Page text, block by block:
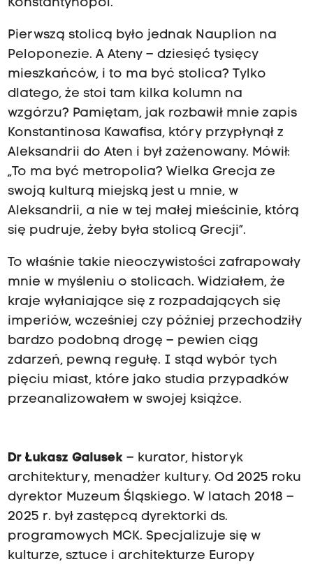
Konstantynopol.
Pierwszą stolicą było jednak Nauplion na
Peloponezie. A Ateny – dziesięć tysięcy
mieszkańców, i to ma być stolica? Tylko
dlatego, że stoi tam kilka kolumn na
wzgórzu? Pamiętam, jak rozbawił mnie zapis
Konstantinosa Kawafisa, który przypłynął z
Aleksandrii do Aten i był zażenowany. Mówił:
„To ma być metropolia? Wielka Grecja ze
swoją kulturą miejską jest u mnie, w
Aleksandrii, a nie w tej małej mieścinie, którą
się pudruje, żeby była stolicą Grecji”.
To właśnie takie nieoczywistości zafrapowały
mnie w myśleniu o stolicach. Widziałem, że
kraje wyłaniające się z rozpadających się
imperiów, wcześniej czy później przechodziły
bardzo podobną drogę – pewien ciąg
zdarzeń, pewną regułę. I stąd wybór tych
pięciu miast, które jako studia przypadków
przeanalizowałem w swojej książce.
Dr Łukasz Galusek– kurator, historyk
architektury, menadżer kultury. Od 2025 roku
dyrektor Muzeum Śląskiego. W latach 2018 –
2025 r. był zastępcą dyrektorki ds.
programowych MCK. Specjalizuje się w
kulturze, sztuce i architekturze Europy